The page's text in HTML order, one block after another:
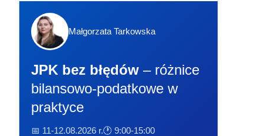
Małgorzata Tarkowska
JPK bez błędów – różnice
bilansowo-podatkowe w
praktyce
📅 11-12.08.2026 r.🕐 9:00-15:00